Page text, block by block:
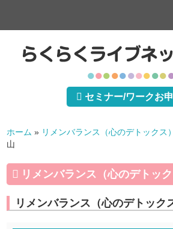
●●●●●●●●●●
セミナー/ワークお
ホーム » リメンバランス（心のデトックス）
山
リメンバランス（心のデトッ
リメンバランス（心のデトック